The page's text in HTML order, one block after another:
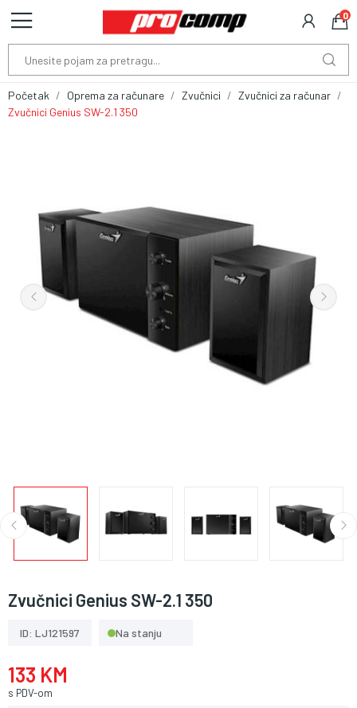
0
Početak Oprema za računare Zvučnici
Zvučnici za računar
Zvučnici Genius SW-2.1 350
Zvučnici Genius SW-2.1 350
ID: LJ121597 Na stanju
133 KM
s PDV-om